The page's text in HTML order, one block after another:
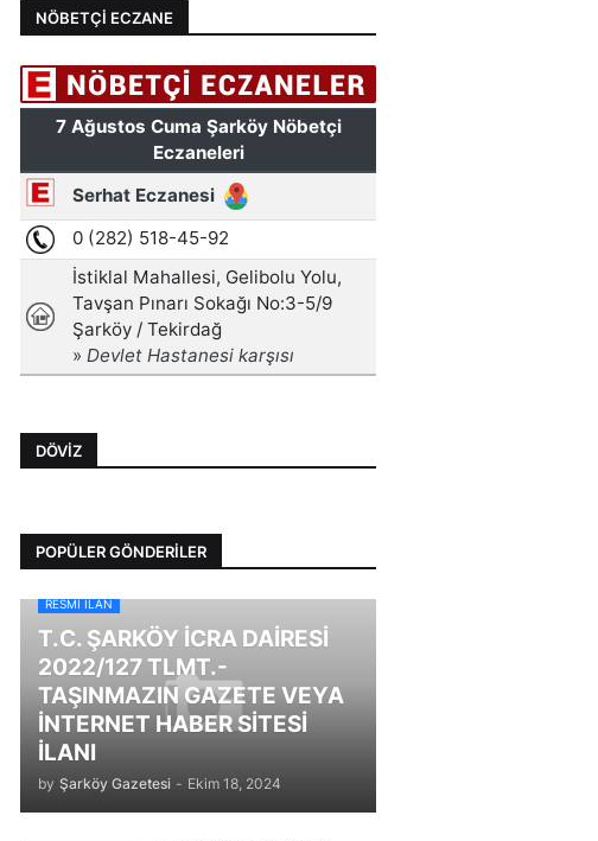
NÖBETÇI ECZANE
DÖVIZ
POPÜLER GÖNDERILER
RESMI İLAN
T.C. ŞARKÖY İCRA DAİRESİ
2022/127 TLMT.-
TAŞINMAZIN GAZETE VEYA
İNTERNET HABER SİTESİ
İLANI
by Şarköy Gazetesi - Ekim 18, 2024